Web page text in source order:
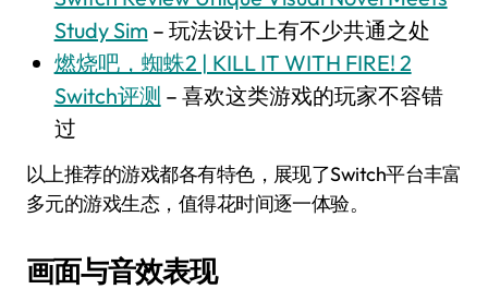
Study Sim – 玩法设计上有不少共通之处
燃烧吧，蜘蛛2 | KILL IT WITH FIRE! 2
Switch评测 – 喜欢这类游戏的玩家不容错
过
以上推荐的游戏都各有特色，展现了Switch平台丰富
多元的游戏生态，值得花时间逐一体验。
画面与音效表现